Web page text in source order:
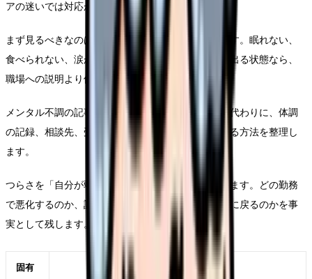
アの迷いでは対応が変わります。
まず見るべきなのは、退職の正しさではなく安全です。眠れない、
食べられない、涙が止まらない、出勤前に吐き気が出る状態なら、
職場への説明より休む段取りを先に置きます。
メンタル不調の記事では、病名を決めつけません。代わりに、体調
の記録、相談先、受診の必要性、仕事から距離を取る方法を整理し
ます。
つらさを「自分が弱い」に変換すると、相談が遅れます。どの勤務
で悪化するのか、誰との関係で緊張するのか、休日に戻るのかを事
実として残します。
固有